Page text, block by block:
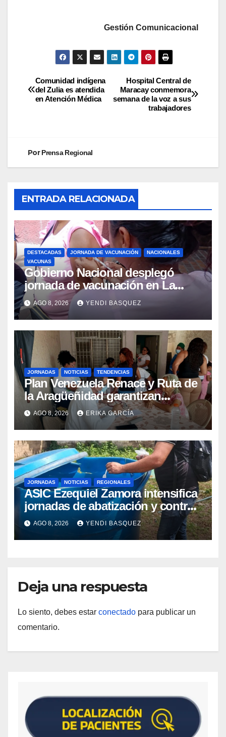
Gestión Comunicacional
Hospital Central de
Maracay conmemora
semana de la voz a sus
trabajadores
Comunidad indígena
del Zulia es atendida
en Atención Médica
PorPrensa Regional
ENTRADA RELACIONADA
DESTACADAS JORNADA DE VACUNACIÓN
NACIONALES
VACUNAS
Gobierno Nacional desplegó
jornada de vacunación en La
Guaira para garantizar protección
epidemiológica
AGO 8, 2026 YENDI BASQUEZ
JORNADAS NOTICIAS TENDENCIAS
Plan Venezuela Renace y Ruta de
la Aragüeñidad garantizan
atención médica integral en
Aragua
AGO 8, 2026 ERIKA GARCÍA
JORNADAS NOTICIAS REGIONALES
ASIC Ezequiel Zamora intensifica
jornadas de abatización y control
de vectores en comunidades del
AGO 8, 2026 YENDI BASQUEZ
Deja una respuesta
Lo siento, debes estar conectado para publicar un
comentario.